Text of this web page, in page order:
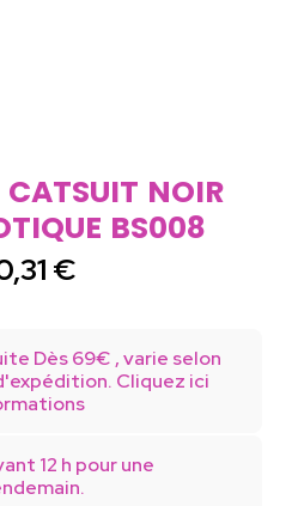
NOIR
BS008
€
Dès 69€ , varie selon
Cliquez ici
12 h pour une